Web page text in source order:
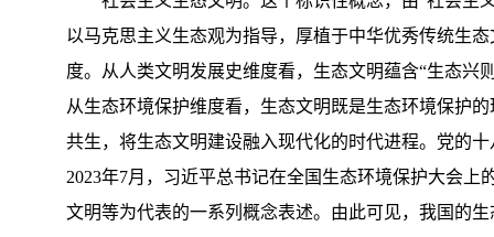
以马克思主义生态观为指导，厚植于中华优秀传统生
度。从人类文明发展史维度看，生态文明蕴含“生态兴
从生态环境保护维度看，生态文明既是生态环境保护
共生，将生态文明建设融入现代化的时代进程。党的
2023年7月，习近平总书记在全国生态环境保护大会
文明等为代表的一系列概念表述。由此可见，我国的